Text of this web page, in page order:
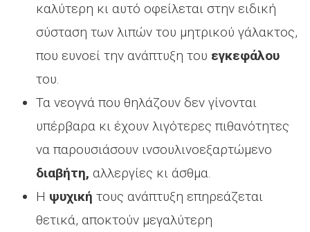
καλύτερη κι αυτό οφείλεται στην ειδική
σύσταση των λιπών του μητρικού γάλακτος,
που ευνοεί την ανάπτυξη του εγκεφάλου
του.
Τα νεογνά που θηλάζουν δεν γίνονται
υπέρβαρα κι έχουν λιγότερες πιθανότητες
να παρουσιάσουν ινσουλινοεξαρτώμενο
διαβήτη, αλλεργίες κι άσθμα.
Η ψυχική τους ανάπτυξη επηρεάζεται
θετικά, αποκτούν μεγαλύτερη